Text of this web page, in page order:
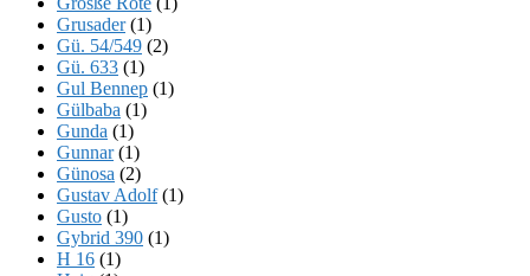
Grusader(1)
Gü. 54/549 (2)
Gü. 633 (1)
Gul Bennep (1)
Gülbaba (1)
Gunda (1)
Gunnar(1)
Günosa (2)
Gustav Adolf(1)
Gusto (1)
Gybrid 390 (1)
H 16 (1)